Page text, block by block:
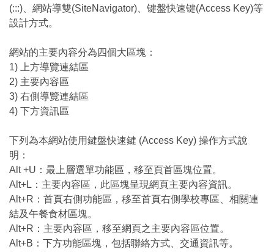
(:::)、網站導雙(SiteNavigator)、键盤快速键(Access Key)等
設計方式。
網站的主要內容分為四個大區塊：
1) 上方導覽連結區
2) 主要內容區
3) 右側導覽連結區
4) 下方資訊區
下列為本網站使用鍵盤快速鍵 (Access Key) 操作方式說
明：
Alt +U：最上層選單功能區，移至頁首區塊位置。
Alt+L：主要內容區，此區塊呈現網頁主要內容資訊。
Alt+R：首頁右側功能區，移至首頁右側學校專區、相關連
結及午餐食材區塊。
Alt+R：主要內容區，移至網頁之主要內容區位置。
Alt+B：下方功能區塊，包括聯絡方式、交通資訊等。